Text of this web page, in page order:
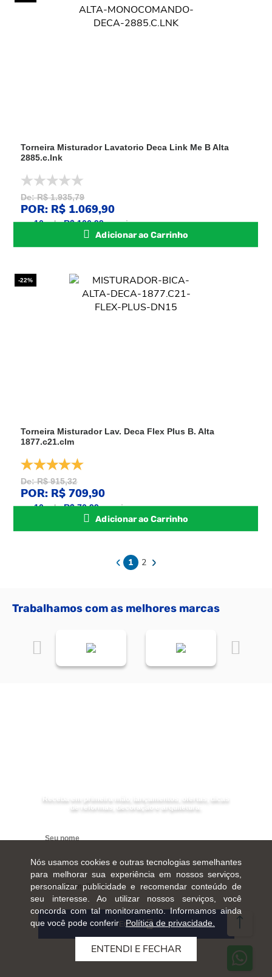
Torneira Misturador Lavatorio Deca Link Me B Alta
2885.c.lnk
De: R$ 1.935,79
POR: R$ 1.069,90
ou10xdeR$ 106,99sem juros
Adicionar ao Carrinho
-22%
Torneira Misturador Lav. Deca Flex Plus B. Alta
1877.c21.clm
De: R$ 915,32
POR: R$ 709,90
ou10xdeR$ 70,99sem juros
Adicionar ao Carrinho
1 2
Trabalhamos com as melhores marcas
Receba em primeira mão, lançamentos, ofertas, dicas
de reformas, decoração e arquitetura.
Digite seu e-mail
Enviar
Nós usamos cookies e outras tecnologias semelhantes
para melhorar sua experiência em nossos serviços,
personalizar publicidade e recomendar conteúdo de
seu interesse. Ao utilizar nossos serviços, você
concorda com tal monitoramento. Informamos ainda
que você pode conferir Política de privacidade.
ENTENDI E FECHAR